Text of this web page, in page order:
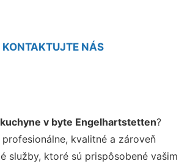
KONTAKTUJTE NÁS
v byte Engelhartstetten?
profesionálne, kvalitné a zároveň
služby, ktoré sú prispôsobené vašim